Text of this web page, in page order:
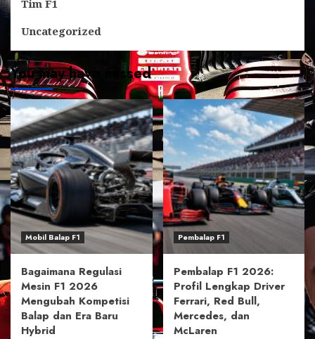
Tim F1
Uncategorized
You may have missed
Mobil Balap F1
Bagaimana Regulasi
Mesin F1 2026
Mengubah Kompetisi
Balap dan Era Baru
Hybrid
Pembalap F1
Pembalap F1 2026:
Profil Lengkap Driver
Ferrari, Red Bull,
Mercedes, dan
McLaren